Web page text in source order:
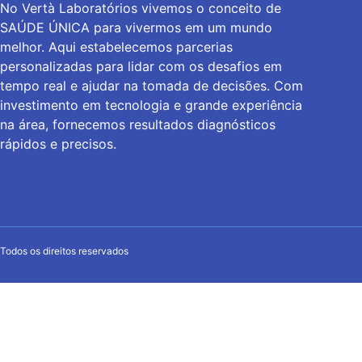
No Vertà Laboratórios vivemos o conceito de
SAÚDE ÚNICA para vivermos em um mundo
melhor. Aqui estabelecemos parcerias
personalizadas para lidar com os desafios em
tempo real e ajudar na tomada de decisões. Com
investimento em tecnologia e grande experiência
na área, fornecemos resultados diagnósticos
rápidos e precisos.
Todos os direitos reservados